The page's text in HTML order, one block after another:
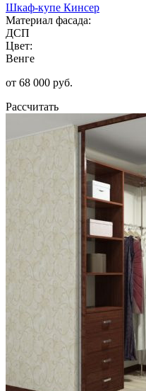
Шкаф-купе Кинсер
Материал фасада:
ДСП
Цвет:
Венге
от 68 000 руб.
Рассчитать